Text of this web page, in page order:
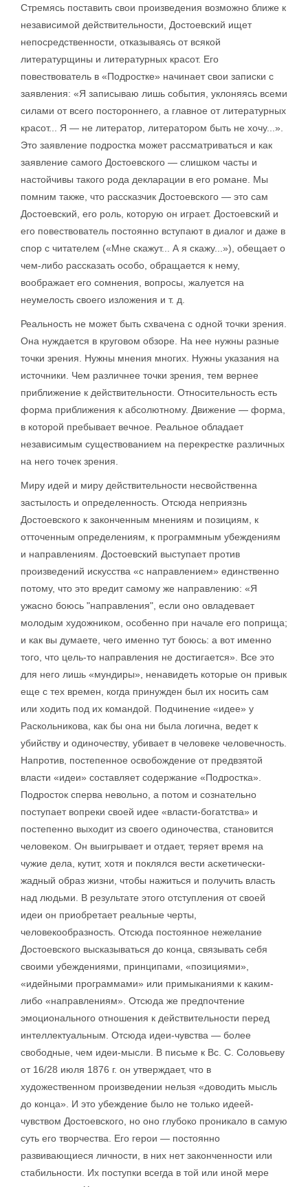
Стремясь поставить свои произведения возможно ближе к
независимой действительности, Достоевский ищет
непосредственности, отказываясь от всякой
литературщины и литературных красот. Его
повествователь в «Подростке» начинает свои записки с
заявления: «Я записываю лишь события, уклоняясь всеми
силами от всего постороннего, а главное от литературных
красот... Я — не литератор, литератором быть не хочу...».
Это заявление подростка может рассматриваться и как
заявление самого Достоевского — слишком часты и
настойчивы такого рода декларации в его романе. Мы
помним также, что рассказчик Достоевского — это сам
Достоевский, его роль, которую он играет. Достоевский и
его повествователь постоянно вступают в диалог и даже в
спор с читателем («Мне скажут... А я скажу...»), обещает о
чем-либо рассказать особо, обращается к нему,
воображает его сомнения, вопросы, жалуется на
неумелость своего изложения и т. д.
Реальность не может быть схвачена с одной точки зрения.
Она нуждается в круговом обзоре. На нее нужны разные
точки зрения. Нужны мнения многих. Нужны указания на
источники. Чем различнее точки зрения, тем вернее
приближение к действительности. Относительность есть
форма приближения к абсолютному. Движение — форма,
в которой пребывает вечное. Реальное обладает
независимым существованием на перекрестке различных
на него точек зрения.
Миру идей и миру действительности несвойственна
застылость и определенность. Отсюда неприязнь
Достоевского к законченным мнениям и позициям, к
отточенным определениям, к программным убеждениям
и направлениям. Достоевский выступает против
произведений искусства «с направлением» единственно
потому, что это вредит самому же направлению: «Я
ужасно боюсь "направления", если оно овладевает
молодым художником, особенно при начале его поприща;
и как вы думаете, чего именно тут боюсь: а вот именно
того, что цель-то направления не достигается». Все это
для него лишь «мундиры», ненавидеть которые он привык
еще с тех времен, когда принужден был их носить сам
или ходить под их командой. Подчинение «идее» у
Раскольникова, как бы она ни была логична, ведет к
убийству и одиночеству, убивает в человеке человечность.
Напротив, постепенное освобождение от предвзятой
власти «идеи» составляет содержание «Подростка».
Подросток сперва невольно, а потом и сознательно
поступает вопреки своей идее «власти-богатства» и
постепенно выходит из своего одиночества, становится
человеком. Он выигрывает и отдает, теряет время на
чужие дела, кутит, хотя и поклялся вести аскетически-
жадный образ жизни, чтобы нажиться и получить власть
над людьми. В результате этого отступления от своей
идеи он приобретает реальные черты,
человекообразность. Отсюда постоянное нежелание
Достоевского высказываться до конца, связывать себя
своими убеждениями, принципами, «позициями»,
«идейными программами» или примыканиями к каким-
либо «направлениям». Отсюда же предпочтение
эмоционального отношения к действительности перед
интеллектуальным. Отсюда идеи-чувства — более
свободные, чем идеи-мысли. В письме к Вс. С. Соловьеву
от 16/28 июля 1876 г. он утверждает, что в
художественном произведении нельзя «доводить мысль
до конца». И это убеждение было не только идеей-
чувством Достоевского, но оно глубоко проникало в самую
суть его творчества. Его герои — постоянно
развивающиеся личности, в них нет законченности или
стабильности. Их поступки всегда в той или иной мере